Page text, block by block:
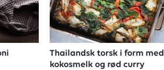
Thailandsk torsk i form med
kokosmelk og rød curry